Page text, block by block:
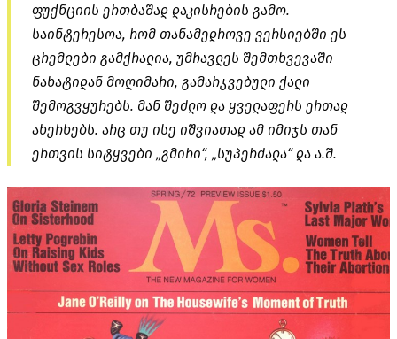
ფუქნციის ერთბაშად დაკისრების გამო.
საინტერესოა, რომ თანამედროვე ვერსიებში ეს
ცრემლები გამქრალია, უმრავლეს შემთხვევაში
ნახატიდან მოღიმარი, გამარჯვებული ქალი
შემოგვყურებს. მან შეძლო და ყველაფერს ერთად
ახერხებს. არც თუ ისე იშვიათად ამ იმიჯს თან
ერთვის სიტყვები „გმირი“, „სუპერძალა“ და ა.შ.